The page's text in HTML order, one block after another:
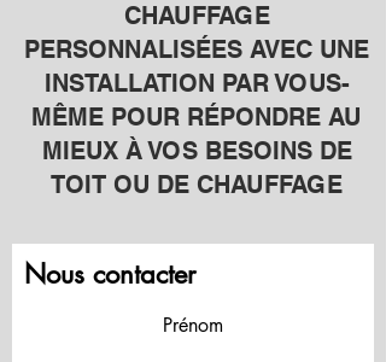
CHAUFFAGE
PERSONNALISÉES AVEC UNE
INSTALLATION PAR VOUS-
MÊME POUR RÉPONDRE AU
MIEUX À VOS BESOINS DE
TOIT OU DE CHAUFFAGE
Nous contacter
Prénom